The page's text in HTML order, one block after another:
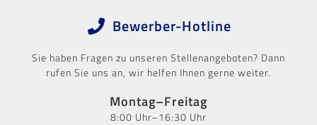
Bewerber-Hotline
Sie haben Fragen zu unseren Stellenangeboten? Dann
rufen Sie uns an, wir helfen Ihnen gerne weiter.
Montag–Freitag
8:00 Uhr–16:30 Uhr